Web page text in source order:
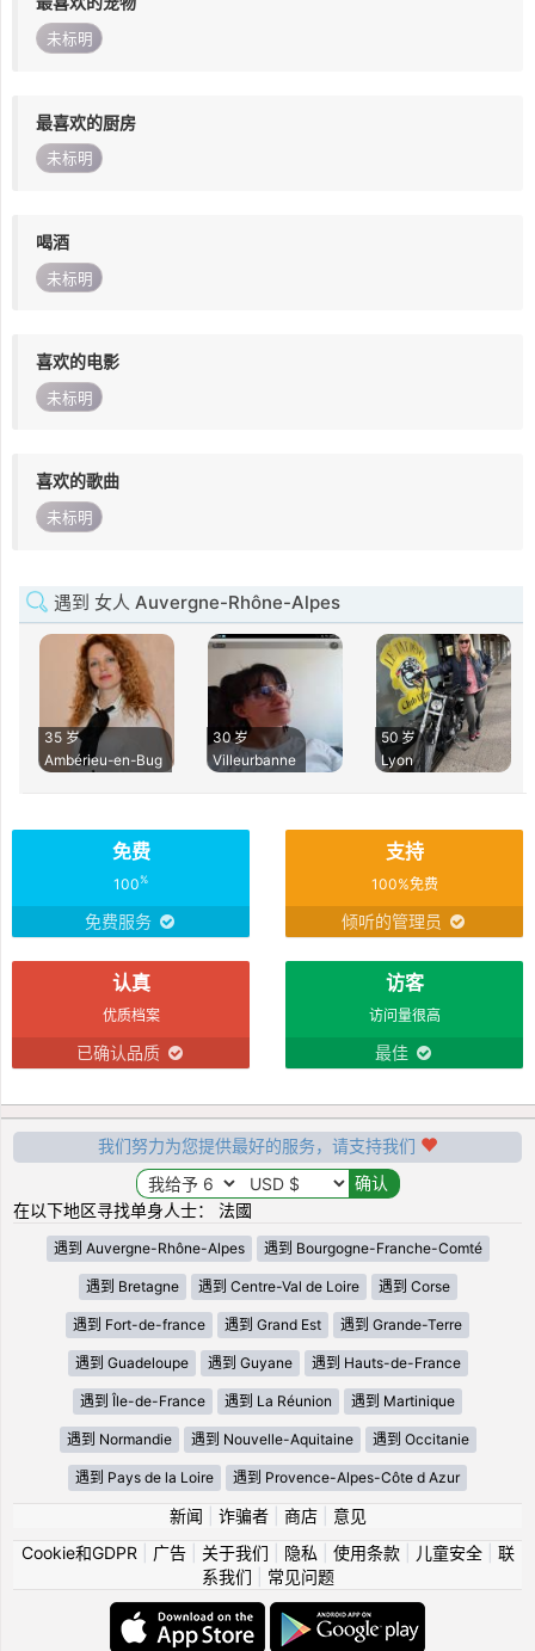
未标明
最喜欢的厨房
未标明
喝酒
未标明
喜欢的电影
未标明
喜欢的歌曲
未标明
遇到 女人 Auvergne-Rhône-Alpes
35 岁
Ambérieu-en-Bug
30 岁
Villeurbanne
50 岁
Lyon
免费
100%
免费服务
支持
100%免费
倾听的管理员
认真
优质档案
已确认品质
访客
访问量很高
最佳
我们努力为您提供最好的服务，请支持我们
在以下地区寻找单身人士： 法國
遇到 Auvergne-Rhône-Alpes 遇到 Bourgogne-Franche-Comté
遇到 Bretagne 遇到 Centre-Val de Loire 遇到 Corse
遇到 Fort-de-france 遇到 Grand Est 遇到 Grande-Terre
遇到 Guadeloupe 遇到 Guyane 遇到 Hauts-de-France
遇到 Île-de-France 遇到 La Réunion 遇到 Martinique
遇到 Normandie 遇到 Nouvelle-Aquitaine 遇到 Occitanie
遇到 Pays de la Loire 遇到 Provence-Alpes-Côte d Azur
新闻 诈骗者| 商店| 意见
Cookie和GDPR
广告| 关于我们 隐私 使用条款| 儿童安全| 联
系我们
常见问题